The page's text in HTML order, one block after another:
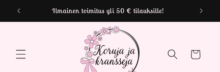
siirry
sisältöön
Ilmainen toimitus yli 50 € tilauksille!
Ostoskori